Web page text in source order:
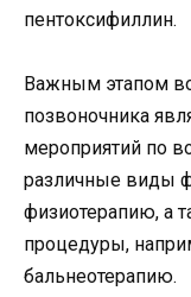
пентоксифиллин.
Важным этапом
позвоночника
мероприятий по
различные виды
физиотерапию, а
процедуры,
бальнеотерапию.